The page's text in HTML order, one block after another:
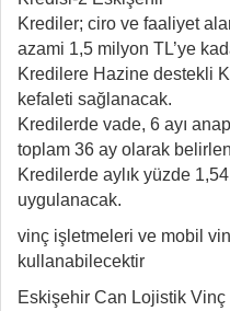
Krediler; ciro ve faaliyet
azami 1,5 milyon TL’ye
Kredilere Hazine destekli
kefaleti sağlanacak.
Kredilerde vade, 6 ayı
toplam 36 ay olarak
Kredilerde aylık yüzde
uygulanacak.
vinç işletmeleri ve mobil
kullanabilecektir
Eskişehir Can Lojistik Vinç